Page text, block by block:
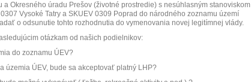
Okresného úradu Prešov (životné prostredie) s nesúhlasným stanoviskom
Vysoké Tatry a SKUEV 0309 Poprad do národného zoznamu území
o odsunutie tohto rozhodnutia do vymenovania novej legitímnej vlády.
otázkam od našich podielnikov:
do zoznamu ÚEV?
územia ÚEV, bude sa akceptovať platný LHP?